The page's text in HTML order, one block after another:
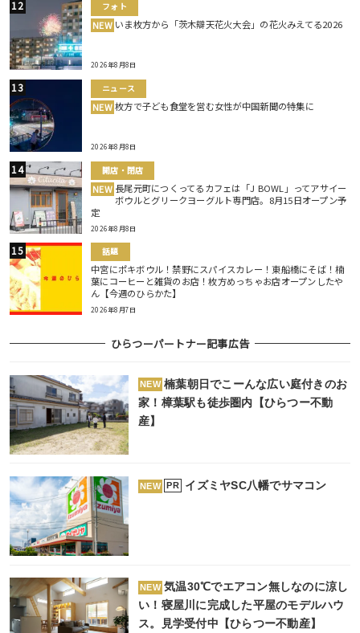
フォト
NEW いま枚方から「茨木辯天花火大会」の花火みえてる2026
2026年8月8日
ニュース
NEW 枚方で子ども食堂を営む女性が中国新聞の特集に
2026年8月8日
開店・閉店
NEW 長尾元町につくってるカフェは「J BOWL」ってアサイー
ボウルとグリークヨーグルト専門店。8月15日オープン予
定
2026年8月8日
話題
中宮にポキボウル！禁野にスパイスカレー！東船橋にそば！楠
葉にコーヒーと雑貨のお店！枚方めっちゃお店オープンしたや
ん【今週のひらかた】
2026年8月7日
ひらつーパートナー記事広告
NEW 楠葉朝日でこーんな広い庭付きのお
家！樟葉駅も徒歩圏内【ひらつー不動
産】
NEW PR イズミヤSC八幡でサマコン
NEW 気温30℃でエアコン無しなのに涼し
い！寝屋川に完成した平屋のモデルハウ
ス。見学受付中【ひらつー不動産】